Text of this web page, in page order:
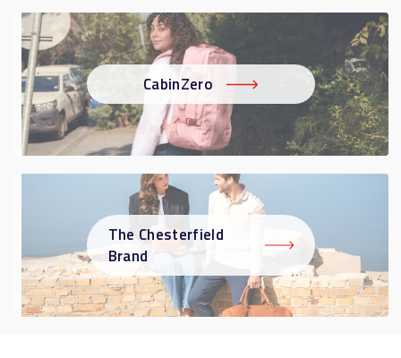
CabinZero
The Chesterfield
Brand